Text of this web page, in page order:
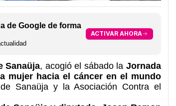
de Google de forma
ACTIVAR AHORA
Sanaüja, acogió el sábado la Jornada
mujer hacia el cáncer en el mundo
Sanaüja y la Asociación Contra el